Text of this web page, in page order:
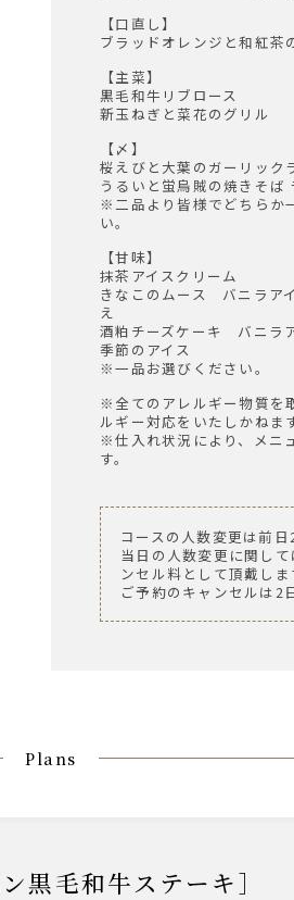
【口直し】
ブラッドオレンジと和紅茶
【主菜】
黒毛和牛リブロース
新玉ねぎと菜花のグリル
【〆】
桜えびと大葉のガーリック
うるいと蛍烏賊の焼きそば
※二品より皆様でどちらか
【甘味】
抹茶アイスクリーム
きなこのムース バニラア
酒粕チーズケーキ バニラ
季節のアイス
※一品お選びください。
※全てのアレルギー物質を
ルギー対応をいたしかねま
※仕入れ状況により、メニ
す。
コースの人数変更は前
当日の人数変更に関し
ンセル料として頂戴しま
ご予約のキャンセルは2
Plans
黒毛和牛ステーキ］